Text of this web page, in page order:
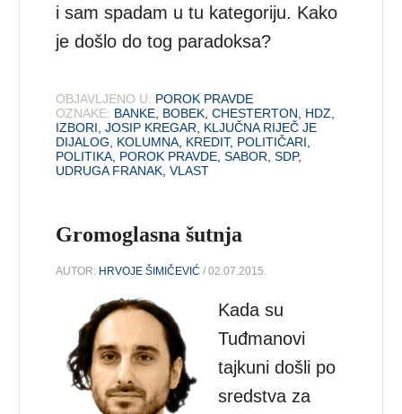
i sam spadam u tu kategoriju. Kako
je došlo do tog paradoksa?
OBJAVLJENO U: POROK PRAVDE
OZNAKE: BANKE, BOBEK,CHESTERTON, HDZ,
IZBORI,JOSIP KREGAR, KLJUČNA RIJEČ JE
DIJALOG, KOLUMNA, KREDIT, POLITIČARI,
POLITIKA, POROK PRAVDE,SABOR,SDP,
UDRUGA FRANAK,VLAST
Gromoglasna šutnja
AUTOR: HRVOJE ŠIMIČEVIĆ / 02.07.2015.
Kada su
Tuđmanovi
tajkuni došli po
sredstva za